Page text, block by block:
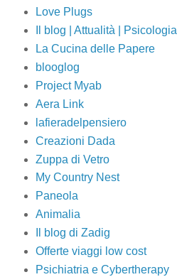
Love Plugs
Il blog | Attualità | Psicologia
La Cucina delle Papere
blooglog
Project Myab
Aera Link
lafieradelpensiero
Creazioni Dada
Zuppa di Vetro
My Country Nest
Paneola
Animalia
Il blog di Zadig
Offerte viaggi low cost
Psichiatria e Cybertherapy